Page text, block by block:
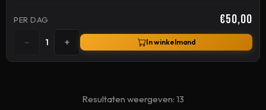
PER DAG €50,00
− 1 + In winkelmand
Resultaten weergeven: 13